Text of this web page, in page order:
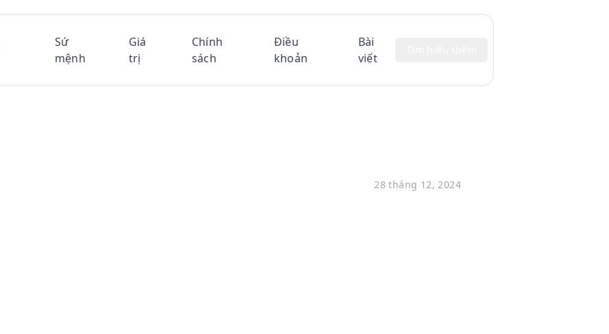
Sứ
mệnh
Giá
trị
Chính
sách
Điều
khoản
Bài
viết
28 tháng 12, 2024